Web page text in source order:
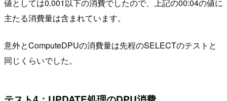
値としては0.001以下の消費でしたので、上記の00:04の値に
主たる消費量は含まれています。
意外とComputeDPUの消費量は先程のSELECTのテストと
同じくらいでした。